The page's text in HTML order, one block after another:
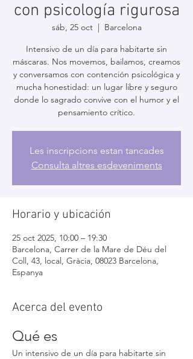
con psicología rigurosa
sáb, 25 oct
  |
Barcelona
Intensivo de un día para habitarte sin
máscaras. Nos movemos, bailamos, creamos
y conversamos con contención psicológica y
mucha honestidad: un lugar libre y seguro
donde lo sagrado convive con el humor y el
pensamiento crítico.
Les inscripcions estan tancades
Consulta altres esdeveniments
Horario y ubicación
25 oct 2025, 10:00 – 19:30
Barcelona, Carrer de la Mare de Déu del
Coll, 43, local, Gràcia, 08023 Barcelona,
Espanya
Acerca del evento
Qué es
Un intensivo de un día para habitarte sin